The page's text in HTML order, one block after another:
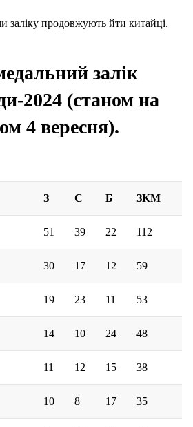
заліку продовжують йти китайці.
залік
2024 (станом на
4 вересня).
З С Б ЗКМ
51 39 22 112
30 17 12 59
19 23 11 53
14 10 24 48
11 12 15 38
10 8 17 35